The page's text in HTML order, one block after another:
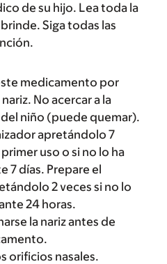
de su hijo. Lea toda la
Siga todas las
medicamento por
No acercar a la
niño (puede quemar).
apretándolo 7
uso o si no lo ha
7 días. Prepare el
2 veces si no lo
24 horas.
la nariz antes de
orificios nasales.